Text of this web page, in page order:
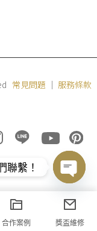
常見問題 ｜ 服務條款
合作案例 獎盃維修
聯繫！
chaty